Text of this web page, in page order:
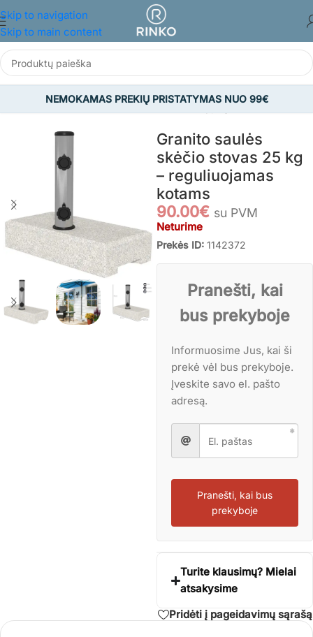
Skip to navigation
Skip to main content
NEMOKAMAS PREKIŲ PRISTATYMAS NUO 99€
SODAS/Sodo skėčiai/Sodo skėčių pagrindai
Granito saulės
skėčio stovas 25 kg
– reguliuojamas
kotams
90.00€ su PVM
Neturime
Prekės ID: 1142372
Pranešti, kai
bus prekyboje
Informuosime Jus, kai ši
prekė vėl bus prekyboje.
Įveskite savo el. pašto
adresą.
Pranešti, kai bus
prekyboje
Turite klausimų? Mielai
atsakysime
Pridėti į pageidavimų sąrašą